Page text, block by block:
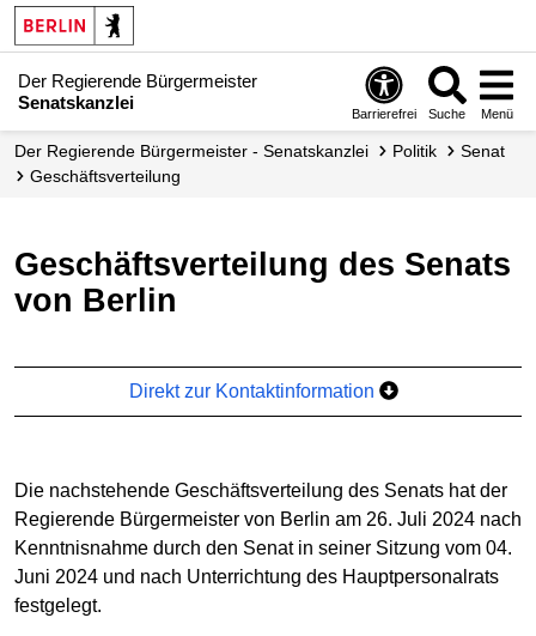
Der Regierende Bürgermeister
Senatskanzlei
Barrierefrei Suche Menü
Der Regierende Bürgermeister - Senatskanzlei Politik
Senat
Geschäfts­verteilung
Geschäftsverteilung des Senats
von Berlin
Direkt zur Kontaktinformation
Die nachstehende Geschäftsverteilung des Senats hat der
Regierende Bürgermeister von Berlin am 26. Juli 2024 nach
Kenntnisnahme durch den Senat in seiner Sitzung vom 04.
Juni 2024 und nach Unterrichtung des Hauptpersonalrats
festgelegt.